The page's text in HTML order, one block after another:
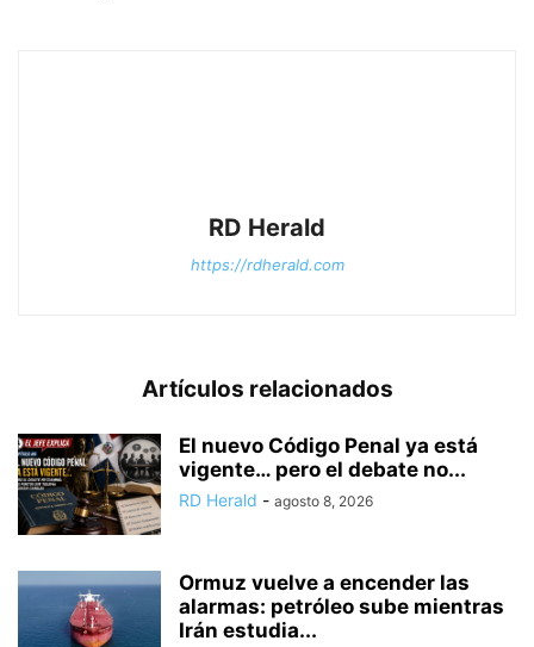
RD Herald
https://rdherald.com
Artículos relacionados
El nuevo Código Penal ya está
vigente… pero el debate no...
RD Herald - agosto 8, 2026
Ormuz vuelve a encender las
alarmas: petróleo sube mientras
Irán estudia...